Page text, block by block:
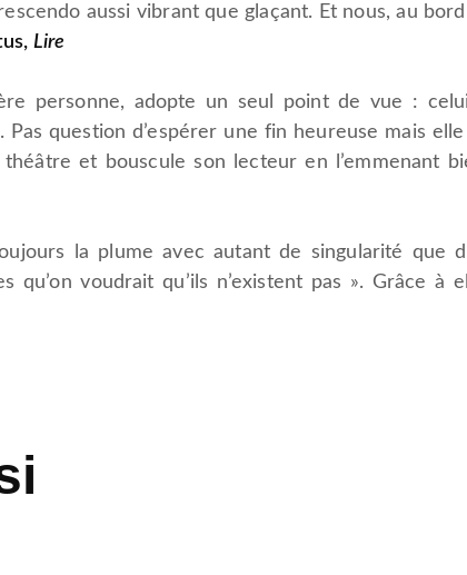
aussi vibrant que glaçant. Et nous, au
Lire
personne, adopte un seul point de vue :
Pas question d’espérer une fin heureuse mais
et bouscule son lecteur en l’emmenant
la plume avec autant de singularité que
qu’on voudrait qu’ils n’existent pas ». Grâce à